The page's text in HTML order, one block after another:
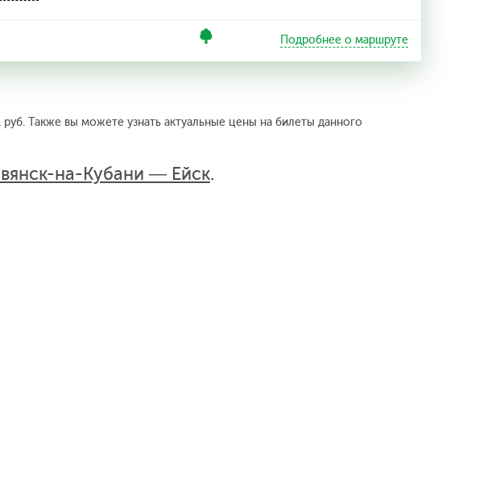
Подробнее о маршруте
Также вы можете узнать актуальные цены на билеты данного
на-Кубани — Ейск.